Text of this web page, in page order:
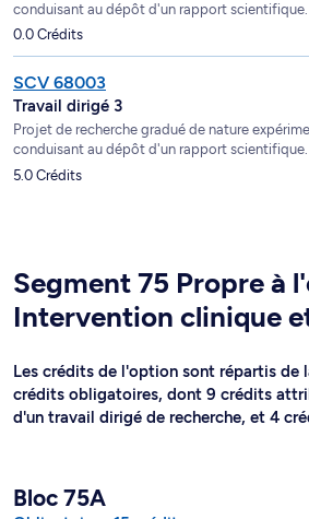
conduisant au dépôt d'un rapport scientifique.
0.0 Crédits
SCV 68003
Travail dirigé 3
Projet de recherche gradué de nature
conduisant au dépôt d'un rapport scientifique.
5.0 Crédits
Segment 75 Propre à
Intervention clinique
Les crédits de l'option sont répartis de
crédits obligatoires, dont 9 crédits
d'un travail dirigé de recherche, et 4
Bloc 75A